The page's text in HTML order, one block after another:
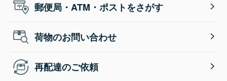
郵便局・ATM・ポストをさがす
荷物のお問い合わせ
再配達のご依頼